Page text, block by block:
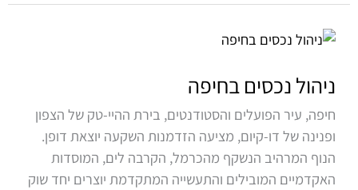
ניהול נכסים בחיפה
חיפה, עיר הפועלים והסטודנטים, בירת ההיי-טק של הצפון
ופנינה של דו-קיום, מציעה הזדמנות השקעה יוצאת דופן.
הנוף המרהיב הנשקף מהכרמל, הקרבה לים, המוסדות
האקדמיים המובילים והתעשייה המתקדמת יוצרים יחד שוק
ניהול
בחיפה